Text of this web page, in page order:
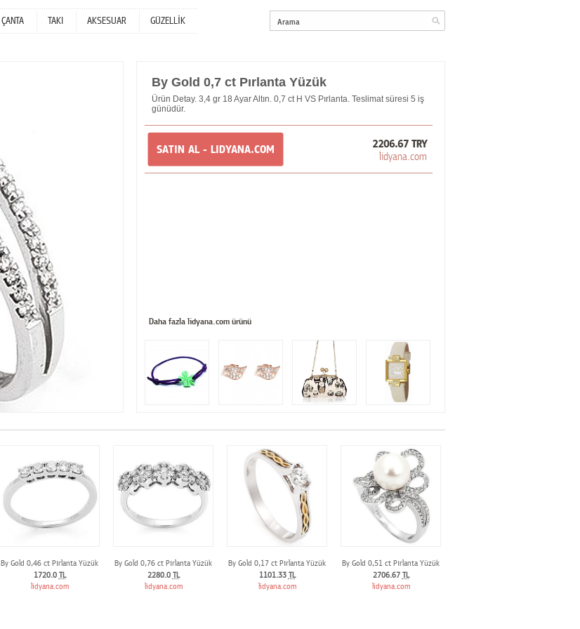
ÇANTA TAKI AKSESUAR GÜZELLİK
By Gold 0,7 ct Pırlanta Yüzük
Ürün Detay. 3,4 gr 18 Ayar Altın. 0,7 ct H VS Pırlanta. Teslimat süresi 5 iş
günüdür.
SATIN AL - LIDYANA.COM 2206.67 TRY
lidyana.com
Daha fazla lidyana.com ürünü
By Gold 0,46 ct Pırlanta Yüzük
1720.0 TL
lidyana.com
By Gold 0,76 ct Pırlanta Yüzük
2280.0 TL
lidyana.com
By Gold 0,17 ct Pırlanta Yüzük
1101.33 TL
lidyana.com
By Gold 0,51 ct Pırlanta Yüzük
2706.67 TL
lidyana.com